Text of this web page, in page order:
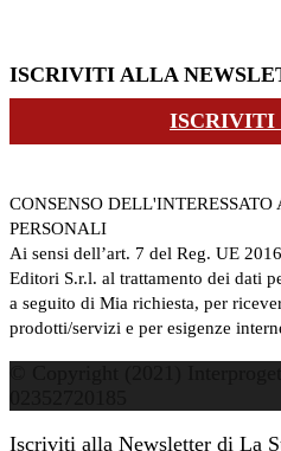
ISCRIVITI ALLA
ISCRIVITI
CONSENSO
PERSONALI
Ai sensi dell’art. 7 del Reg. UE
Editori S.r.l. al trattamento dei dati
a seguito di Mia richiesta, per
prodotti/servizi e per esigenze
Iscriviti alla Newsletter di La